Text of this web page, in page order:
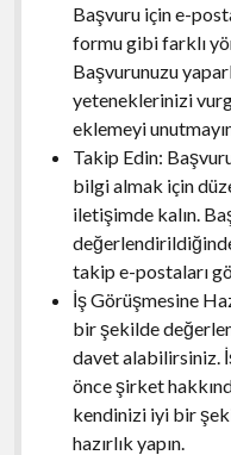
Başvuru için e-
formu gibi farklı
Başvurunuzu
yeteneklerinizi
eklemeyi
Takip Edin:
bilgi almak için
iletişimde kalın.
takip e-postaları
İş Görüşmesine
bir şekilde
davet alabilirsiniz.
önce şirket
kendinizi iyi bir
hazırlık yapın.